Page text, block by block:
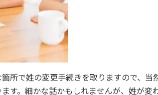
所で姓の変更手続きを取りますので、当
す。細かな話かもしれませんが、姓が